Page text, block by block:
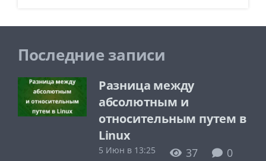
Последние записи
Разница между
абсолютным и
относительным путем в
Linux
5 Июн в 13:25 37 0